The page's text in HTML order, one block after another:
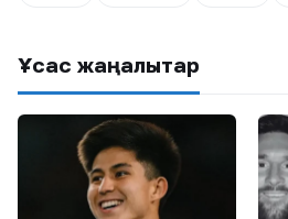
Ұқсас жаңалықтар